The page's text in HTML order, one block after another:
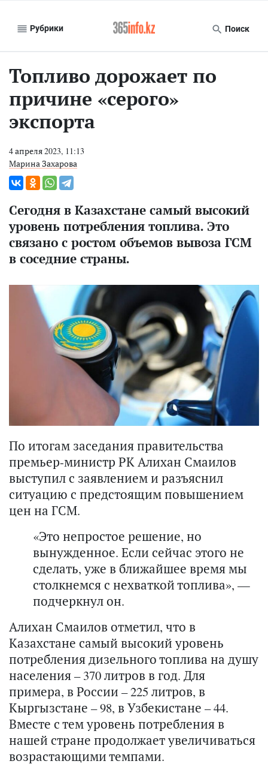
Рубрики Поиск
Топливо дорожает по
причине «серого»
экспорта
4 апреля 2023, 11:13
Марина Захарова
Сегодня в Казахстане самый высокий
уровень потребления топлива. Это
связано с ростом объемов вывоза ГСМ
в соседние страны.
По итогам заседания правительства
премьер-министр РК Алихан Смаилов
выступил с заявлением и разъяснил
ситуацию с предстоящим повышением
цен на ГСМ.
«Это непростое решение, но
вынужденное. Если сейчас этого не
сделать, уже в ближайшее время мы
столкнемся с нехваткой топлива», —
подчеркнул он.
Алихан Смаилов отметил, что в
Казахстане самый высокий уровень
потребления дизельного топлива на душу
населения – 370 литров в год. Для
примера, в России – 225 литров, в
Кыргызстане – 98, в Узбекистане – 44.
Вместе с тем уровень потребления в
нашей стране продолжает увеличиваться
возрастающими темпами.